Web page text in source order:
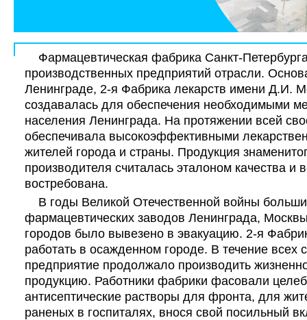
Фармацевтическая фабрика Санкт-
производственных предприятий отрасли.
Ленинграде, 2-я Фабрика лекарств имени Д.И.
создавалась для обеспечения необходимыми
населения Ленинграда. На протяжении всей
обеспечивала высокоэффективными
жителей города и страны. Продукция
производителя считалась эталоном качества и
востребована.
В годы Великой Отечественной войны
фармацевтических заводов Ленинграда,
городов было вывезено в эвакуацию. 2-я
работать в осажденном городе. В течение всех
предприятие продолжало производить
продукцию. Работники фабрики фасовали
антисептические растворы для фронта, для
раненых в госпиталях, внося свой посильный